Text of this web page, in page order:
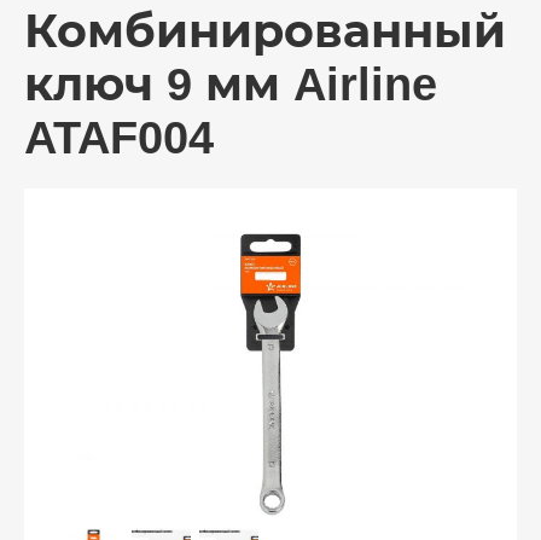
Комбинированный
ключ 9 мм Airline
ATAF004